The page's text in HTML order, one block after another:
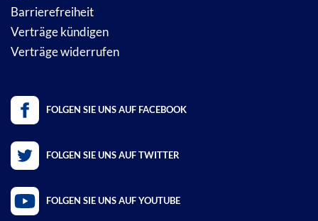
Barrierefreiheit
Verträge kündigen
Verträge widerrufen
FOLGEN SIE UNS AUF FACEBOOK
FOLGEN SIE UNS AUF TWITTER
FOLGEN SIE UNS AUF YOUTUBE